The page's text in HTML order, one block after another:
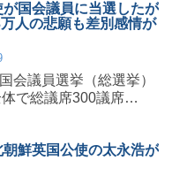
国会議員に当選したが
人の悲願も差別感情が
会議員選挙（総選挙）
で総議席300議席…
鮮英国公使の太永浩が